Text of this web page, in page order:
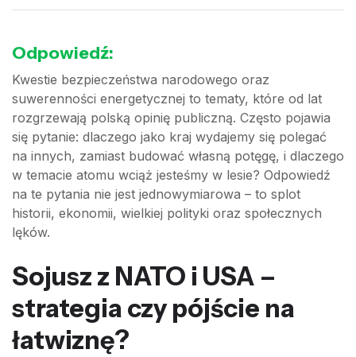
Odpowiedź:
Kwestie bezpieczeństwa narodowego oraz
suwerenności energetycznej to tematy, które od lat
rozgrzewają polską opinię publiczną. Często pojawia
się pytanie: dlaczego jako kraj wydajemy się polegać
na innych, zamiast budować własną potęgę, i dlaczego
w temacie atomu wciąż jesteśmy w lesie? Odpowiedź
na te pytania nie jest jednowymiarowa – to splot
historii, ekonomii, wielkiej polityki oraz społecznych
lęków.
Sojusz z NATO i USA –
strategia czy pójście na
łatwiznę?